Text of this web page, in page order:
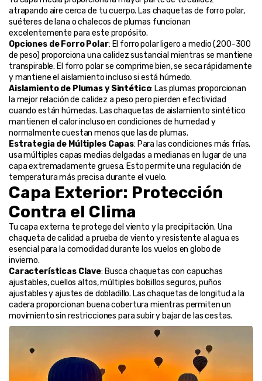
atrapando aire cerca de tu cuerpo. Las chaquetas de forro polar,
suéteres de lana o chalecos de plumas funcionan
excelentemente para este propósito.
Opciones de Forro Polar: El forro polar ligero a medio (200-300
de peso) proporciona una calidez sustancial mientras se mantiene
transpirable. El forro polar se comprime bien, se seca rápidamente
y mantiene el aislamiento incluso si está húmedo.
Aislamiento de Plumas y Sintético: Las plumas proporcionan
la mejor relación de calidez a peso pero pierden efectividad
cuando están húmedas. Las chaquetas de aislamiento sintético
mantienen el calor incluso en condiciones de humedad y
normalmente cuestan menos que las de plumas.
Estrategia de Múltiples Capas: Para las condiciones más frías,
usa múltiples capas medias delgadas a medianas en lugar de una
capa extremadamente gruesa. Esto permite una regulación de
temperatura más precisa durante el vuelo.
Capa Exterior: Protección
Contra el Clima
Tu capa externa te protege del viento y la precipitación. Una
chaqueta de calidad a prueba de viento y resistente al agua es
esencial para la comodidad durante los vuelos en globo de
invierno.
Características Clave: Busca chaquetas con capuchas
ajustables, cuellos altos, múltiples bolsillos seguros, puños
ajustables y ajustes de dobladillo. Las chaquetas de longitud a la
cadera proporcionan buena cobertura mientras permiten un
movimiento sin restricciones para subir y bajar de las cestas.